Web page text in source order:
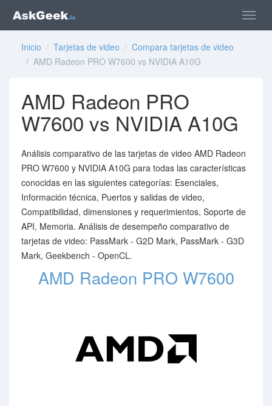
Inicio / Tarjetas de video / Compara tarjetas de video
/ AMD Radeon PRO W7600 vs NVIDIA A10G
AMD Radeon PRO
W7600 vs NVIDIA A10G
Análisis comparativo de las tarjetas de video AMD Radeon
PRO W7600 y NVIDIA A10G para todas las características
conocidas en las siguientes categorías: Esenciales,
Información técnica, Puertos y salidas de video,
Compatibilidad, dimensiones y requerimientos, Soporte de
API, Memoria. Análisis de desempeño comparativo de
tarjetas de video: PassMark - G2D Mark, PassMark - G3D
Mark, Geekbench - OpenCL.
AMD Radeon PRO W7600